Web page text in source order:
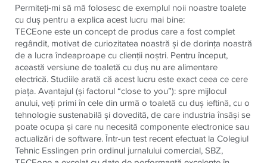
Permiteţi-mi să mă folosesc de exemplul noii noastre toalete
cu duş pentru a explica acest lucru mai bine:
TECEone este un concept de produs care a fost complet
regândit, motivat de curiozitatea noastră şi de dorinţa noastră
de a lucra îndeaproape cu clienţii noştri. Pentru început,
această versiune de toaletă cu duş nu are alimentare
electrică. Studiile arată că acest lucru este exact ceea ce cere
piaţa. Avantajul (şi factorul “close to you”): spre mijlocul
anului, veţi primi în cele din urmă o toaletă cu duş ieftină, cu o
tehnologie sustenabilă şi dovedită, de care industria însăşi se
poate ocupa şi care nu necesită componente electronice sau
actualizări de software. Într-un test recent efectuat la Colegiul
Tehnic Esslingen prin ordinul jurnalului comercial, SBZ,